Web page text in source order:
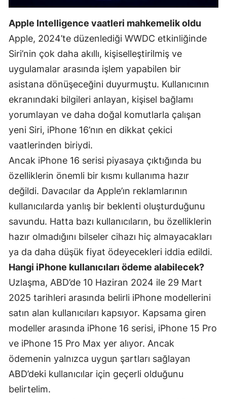
Malatya
Manisa
Mardin
Muğla
Nevşehir
Niğde
Ordu
Rize
Sakarya
Samsun
Siirt
Sivas
Tekirdağ
Tokat
Apple Intelligence vaatleri mahkemelik oldu
Apple, 2024’te düzenlediği WWDC etkinliğinde
Siri’nin çok daha akıllı, kişiselleştirilmiş ve
uygulamalar arasında işlem yapabilen bir
asistana dönüşeceğini duyurmuştu. Kullanıcının
ekranındaki bilgileri anlayan, kişisel bağlamı
yorumlayan ve daha doğal komutlarla çalışan
yeni Siri, iPhone 16’nın en dikkat çekici
vaatlerinden biriydi.
Ancak iPhone 16 serisi piyasaya çıktığında bu
özelliklerin önemli bir kısmı kullanıma hazır
değildi. Davacılar da Apple’ın reklamlarının
kullanıcılarda yanlış bir beklenti oluşturduğunu
savundu. Hatta bazı kullanıcıların, bu özelliklerin
hazır olmadığını bilseler cihazı hiç almayacakları
ya da daha düşük fiyat ödeyecekleri iddia edildi.
Hangi iPhone kullanıcıları ödeme alabilecek?
Uzlaşma, ABD’de 10 Haziran 2024 ile 29 Mart
2025 tarihleri arasında belirli iPhone modellerini
satın alan kullanıcıları kapsıyor. Kapsama giren
modeller arasında iPhone 16 serisi, iPhone 15 Pro
ve iPhone 15 Pro Max yer alıyor. Ancak
ödemenin yalnızca uygun şartları sağlayan
ABD’deki kullanıcılar için geçerli olduğunu
belirtelim.